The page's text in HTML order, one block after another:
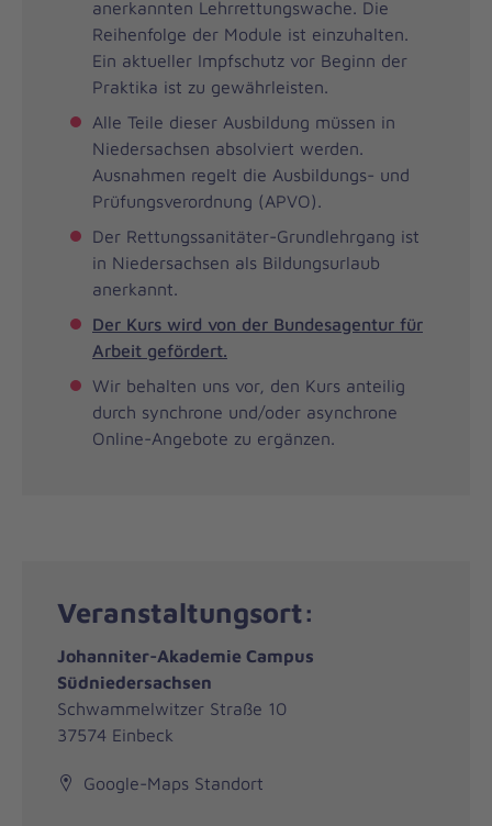
anerkannten Lehrrettungswache. Die
Reihenfolge der Module ist einzuhalten.
Ein aktueller Impfschutz vor Beginn der
Praktika ist zu gewährleisten.
Alle Teile dieser Ausbildung müssen in
Niedersachsen absolviert werden.
Ausnahmen regelt die Ausbildungs- und
Prüfungsverordnung (APVO).
Der Rettungssanitäter-Grundlehrgang ist
in Niedersachsen als Bildungsurlaub
anerkannt.
Der Kurs wird von der Bundesagentur für
Arbeit gefördert.
Wir behalten uns vor, den Kurs anteilig
durch synchrone und/oder asynchrone
Online-Angebote zu ergänzen.
Veranstaltungsort:
Johanniter-Akademie Campus
Südniedersachsen
Schwammelwitzer Straße 10
37574 Einbeck
Google-Maps Standort